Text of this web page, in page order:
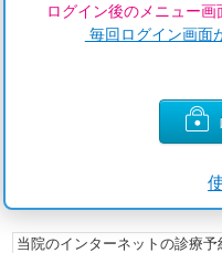
ログイン後のメニュー画
毎回ログイン画面
当院のインターネットの診療